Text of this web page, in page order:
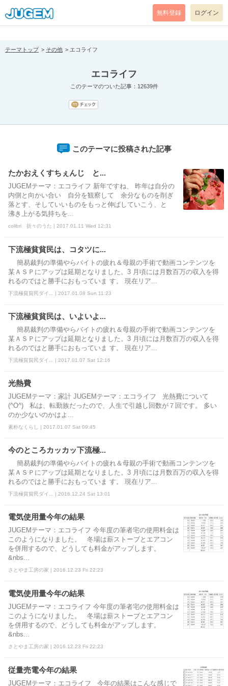
[pear_error: message="Success" code=0 mode=return level=notice
prefix="" info=""]
無料登録 ログイン
テーマトップ その他 エコライフ
エコライフ
このテーマのついた記事：12639件
このテーマに投稿された記事
たかおえくすちぇんじ と...
JUGEMテーマ：エコライフ 新年ですね、 昨年は自分の
内側と向かい合い 自分を観察して 余分なものを削ぎ
落とす、そしていいものをもっと伸ばしていこう、と
沸き上がる気持ちを...
colibri 折々のうた | 2017.01.11 Wed 12:31
下流極貧貧民は、コタツに...
簡易裁判の準備やらバイトの疲れ＆母親の手術で動画コンテンツを
某ＡＳＰにアップは延期となりました。3 月頃には月数百万の収入を得
れるのではと勝手におもっていま す。 現在リア...
下流極貧貧民ダイ... | 2017.01.08 Sun 11:23
下流極貧貧民は、いよいよ...
簡易裁判の準備やらバイトの疲れ＆母親の手術で動画コンテンツを
某ＡＳＰにアップは延期となりました。3 月頃には月数百万の収入を得
れるのではと勝手におもっていま す。 現在リア...
下流極貧貧民ダイ... | 2017.01.07 Sat 12:16
光熱費
JUGEMテーマ：家計 JUGEMテーマ：エコライフ 光熱費について
(^O^) 私は、転勤族だったので、人生で引越し回数が７回です。 多い
のか少ないのかはよ...
素朴なくらし | 2017.01.07 Sat 09:45
今のところカッカッ下流極...
簡易裁判の準備やらバイトの疲れ＆母親の手術で動画コンテンツを
某ＡＳＰにアップは延期となりました。3 月頃には月数百万の収入を得
れるのではと勝手におもっていま す。 現在リア...
下流極貧貧民ダイ... | 2016.12.24 Sat 13:01
電気使用量今年の結果
JUGEMテーマ：エコライフ 今年度の筆者宅の使用料金は
このようになりました。 冬場は薪ストーブとエアコン
を併用するので、どうしても料金がアップします。
&nbs...
さとやま工房の家 | 2016.12.23 Fri 22:23
電気使用量今年の結果
JUGEMテーマ：エコライフ 今年度の筆者宅の使用料金は
このようになりました。 冬場は薪ストーブとエアコン
を併用するので、どうしても料金がアップします。
&nbs...
さとやま工房の家 | 2016.12.23 Fri 22:23
従量売電今年の結果
JUGEMテーマ：エコライフ 今年の結果はこんな感じで